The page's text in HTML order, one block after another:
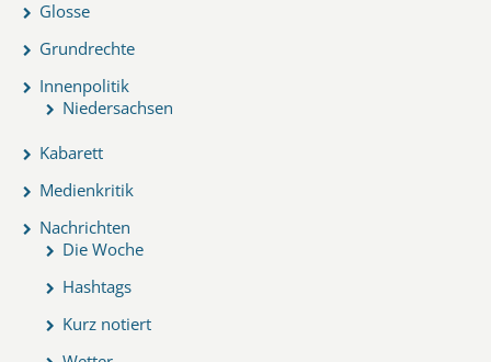
Glosse
Grundrechte
Innenpolitik
Niedersachsen
Kabarett
Medienkritik
Nachrichten
Die Woche
Hashtags
Kurz notiert